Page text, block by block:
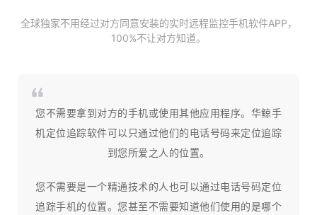
全球独家不用经过对方同意安装的实时远程监控手机软件APP，
100%不让对方知道。
您不需要拿到对方的手机或使用其他应用程序。华鲸手
机定位追踪软件可以只通过他们的电话号码来定位追踪
到您所爱之人的位置。
您不需要是一个精通技术的人也可以通过电话号码定位
追踪手机的位置。您甚至不需要知道他们使用的是哪个